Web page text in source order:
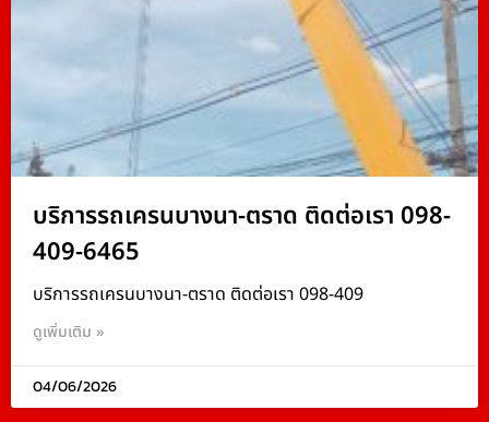
บริการรถเครนบางนา-ตราด ติดต่อเรา 098-
409-6465
บริการรถเครนบางนา-ตราด ติดต่อเรา 098-409
ดูเพิ่มเติม »
04/06/2026